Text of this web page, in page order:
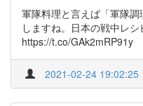
軍隊料理と言えば「軍隊
しますね。日本の戦中レ
https://t.co/GAk2mRP91y
2021-02-24 19:02:25